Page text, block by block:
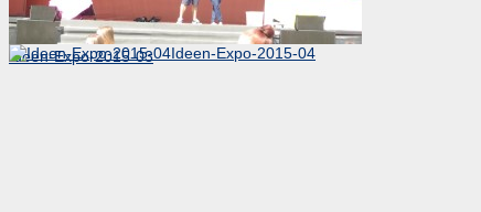
Ideen-Expo-2015-03 Ideen-Expo-2015-04